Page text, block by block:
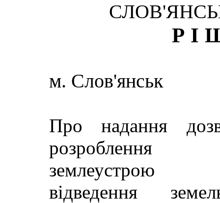
м. Слов'янськ
Про надання
розроблення
відведення